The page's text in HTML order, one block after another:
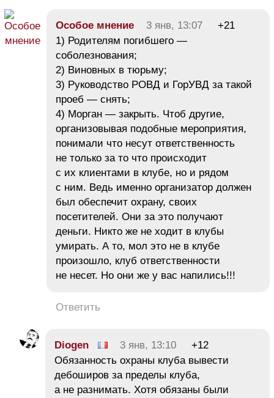
Особое мнение 3 янв, 13:07
+21
1) Родителям погибшего —
соболезнования;
2) Виновных в тюрьму;
3) Руководство РОВД и ГорУВД за такой
проеб — снять;
4) Морган — закрыть. Чтоб другие,
организовывая подобные мероприятия,
понимали что несут ответственность
не только за то что происходит
с их клиентами в клубе, но и рядом
с ним. Ведь именно организатор должен
был обеспечит охрану, своих
посетителей. Они за это получают
деньги. Никто же не ходит в клубы
умирать. А то, мол это не в клубе
произошло, клуб ответственности
не несет. Но они же у вас напились!!!
Ответить
Diogen 3 янв, 13:10
+12
Обязанность охраны клуба вывести
дебоширов за пределы клуба,
а не разнимать. Хотя обязаны были